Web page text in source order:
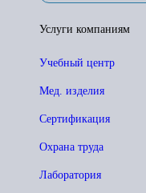
Услуги компаниям
Учебный центр
Мед. изделия
Сертификация
Охрана труда
Лаборатория